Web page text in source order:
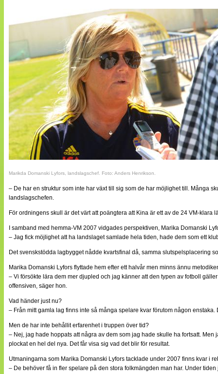
Cuper
Till klubbkassan
Split vision
Om oss
Annonsera
Statistik
Tipsa Damfotboll
Kontakt
Marikda Domanski Lyfors, landslagschef. Foto: Anders Henrikson.
– De har en struktur som inte har växt till sig som de har möjlighet till. Många
landslagschefen.
För ordningens skull är det värt att poängtera att Kina är ett av de 24 VM-
I samband med hemma-VM 2007 vidgades perspektiven, Marika Domanski
– Jag fick möjlighet att ha landslaget samlade hela tiden, hade dem som ett
Det svenskstödda lagbygget nådde kvartsfinal då, samma slutspelsplacering
Marika Domanski Lyfors flyttade hem efter ett halvår men minns ännu
– Vi försökte lära dem mer djupled och jag känner att den typen av fotboll
offensiven, säger hon.
Vad händer just nu?
– Från mitt gamla lag finns inte så många spelare kvar förutom någon
Men de har inte behållit erfarenhet i truppen över tid?
– Nej, jag hade hoppats att några av dem som jag hade skulle ha fortsatt.
plockat en hel del nya. Det får visa sig vad det blir för resultat.
Utmaningarna som Marika Domanski Lyfors tacklade under 2007 finns kvar i
– De behöver få in fler spelare på den stora folkmängden man har. Under